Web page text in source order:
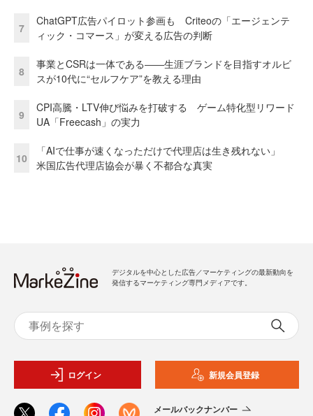
7
ChatGPT広告パイロット参画も Criteoの「エージェンテ
ィック・コマース」が変える広告の判断
8
事業とCSRは一体である――生涯ブランドを目指すオルビ
スが10代に“セルフケア”を教える理由
9
CPI高騰・LTV伸び悩みを打破する ゲーム特化型リワード
UA「Freecash」の実力
10
「AIで仕事が速くなっただけで代理店は生き残れない」
米国広告代理店協会が暴く不都合な真実
デジタルを中心とした広告／マーケティングの最新動向を
発信するマーケティング専門メディアです。
ログイン 新規会員登録
メールバックナンバー